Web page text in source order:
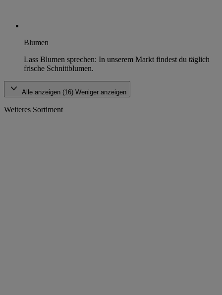
Blumen
Lass Blumen sprechen: In unserem Markt findest du täglich
frische Schnittblumen.
Alle anzeigen (16) Weniger anzeigen
Weiteres Sortiment